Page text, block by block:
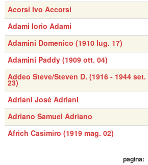
Acorsi Ivo Accorsi
Adami Iorio Adami
Adamini Domenico (1910 lug. 17)
Adamini Paddy (1909 ott. 04)
Addeo Steve/Steven D. (1916 - 1944 set.
23)
Adriani José Adriani
Adriano Samuel Adriano
Africh Casimiro (1919 mag. 02)
pagina: